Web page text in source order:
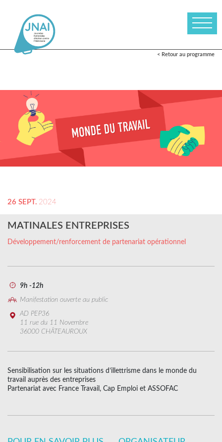
< Retour au programme
26 SEPT. 2024
MATINALES ENTREPRISES
Développement/renforcement de partenariat opérationnel
9h -12h
Manifestation ouverte au public
AD PEP36
11 rue du 11 Novembre
36000 CHÂTEAUROUX
Sensibilisation sur les situations d’illettrisme dans le monde du
travail auprès des entreprises
Partenariat avec France Travail, Cap Emploi et ASSOFAC